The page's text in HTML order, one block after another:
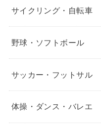
サイクリング・自転車
野球・ソフトボール
サッカー・フットサル
体操・ダンス・バレエ